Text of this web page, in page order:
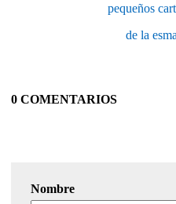
pequeños
de la
0 COMENTARIOS
Nombre